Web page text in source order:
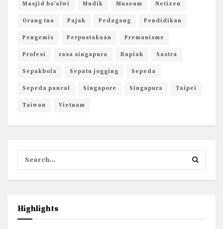
Masjid ba'alwi Mudik Museum Netizen
Orang tua Pajak Pedagang Pendidikan
Pengemis Perpustakaan Premanisme
Profesi rasa singapura Rupiah Sastra
Sepakbola Sepatu jogging Sepeda
Sepeda pancal Singapore Singapura Taipei
Taiwan Vietnam
Highlights